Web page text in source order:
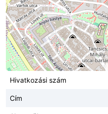
Hivatkozási szám
Cím